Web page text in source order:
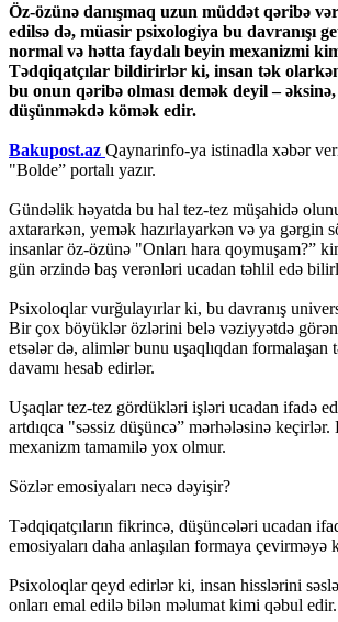
Öz-özünə danışmaq uzun müddət qəribə
edilsə də, müasir psixologiya bu davranışı
normal və hətta faydalı beyin mexanizmi
Tədqiqatçılar bildirirlər ki, insan tək olarkən
bu onun qəribə olması demək deyil –
düşünməkdə kömək edir.
Bakupost.az Qaynarinfo-ya istinadla xəbər
"Bolde” portalı yazır.
Gündəlik həyatda bu hal tez-tez müşahidə
axtararkən, yemək hazırlayarkən və ya gərgin
insanlar öz-özünə "Onları hara qoymuşam?”
gün ərzində baş verənləri ucadan təhlil edə
Psixoloqlar vurğulayırlar ki, bu davranış
Bir çox böyüklər özlərini belə vəziyyətdə
etsələr də, alimlər bunu uşaqlıqdan formalaşan
davamı hesab edirlər.
Uşaqlar tez-tez gördükləri işləri ucadan ifadə
artdıqca "səssiz düşüncə” mərhələsinə
mexanizm tamamilə yox olmur.
Sözlər emosiyaları necə dəyişir?
Tədqiqatçıların fikrincə, düşüncələri ucadan
emosiyaları daha anlaşılan formaya çevirməyə
Psixoloqlar qeyd edirlər ki, insan hisslərini
onları emal edilə bilən məlumat kimi qəbul edir.